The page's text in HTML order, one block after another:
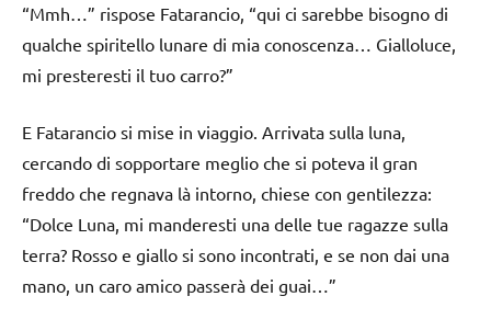
“Mmh…” rispose Fatarancio, “qui ci sarebbe bisogno di
qualche spiritello lunare di mia conoscenza… Gialloluce,
mi presteresti il tuo carro?”
E Fatarancio si mise in viaggio. Arrivata sulla luna,
cercando di sopportare meglio che si poteva il gran
freddo che regnava là intorno, chiese con gentilezza:
“Dolce Luna, mi manderesti una delle tue ragazze sulla
terra? Rosso e giallo si sono incontrati, e se non dai una
mano, un caro amico passerà dei guai…”